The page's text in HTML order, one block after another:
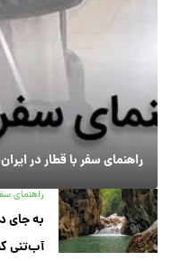
راهنمای سفر با قطار در
راهنمای
به جای
آب‌تنی